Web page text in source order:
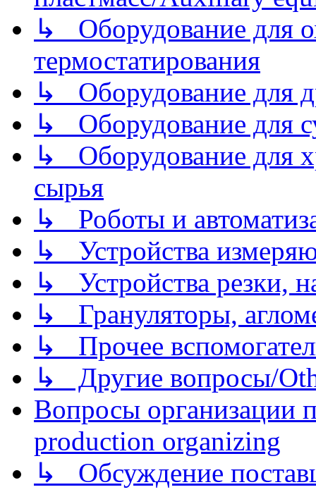
↳ Оборудование для
термостатирования
↳ Оборудование для
↳ Оборудование для
↳ Оборудование для
сырья
↳ Роботы и
↳ Устройства
↳ Устройства резки,
↳ Грануляторы,
↳ Прочее
↳ Другие вопросы/
Вопросы организации
production organizing
↳ Обсуждение